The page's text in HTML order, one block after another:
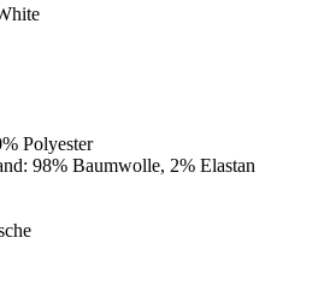
Polyester
98% Baumwolle, 2% Elastan